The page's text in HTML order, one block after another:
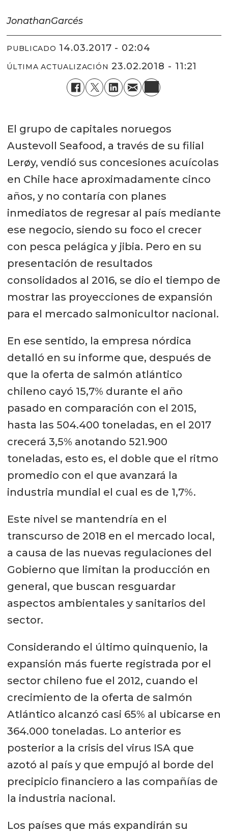
JonathanGarcés
PUBLICADO 14.03.2017 - 02:04
ÚLTIMA ACTUALIZACIÓN 23.02.2018 - 11:21
El grupo de capitales noruegos
Austevoll Seafood, a través de su filial
Lerøy, vendió sus concesiones acuícolas
en Chile hace aproximadamente cinco
años, y no contaría con planes
inmediatos de regresar al país mediante
ese negocio, siendo su foco el crecer
con pesca pelágica y jibia. Pero en su
presentación de resultados
consolidados al 2016, se dio el tiempo de
mostrar las proyecciones de expansión
para el mercado salmonicultor nacional.
En ese sentido, la empresa nórdica
detalló en su informe que, después de
que la oferta de salmón atlántico
chileno cayó 15,7% durante el año
pasado en comparación con el 2015,
hasta las 504.400 toneladas, en el 2017
crecerá 3,5% anotando 521.900
toneladas, esto es, el doble que el ritmo
promedio con el que avanzará la
industria mundial el cual es de 1,7%.
Este nivel se mantendría en el
transcurso de 2018 en el mercado local,
a causa de las nuevas regulaciones del
Gobierno que limitan la producción en
general, que buscan resguardar
aspectos ambientales y sanitarios del
sector.
Considerando el último quinquenio, la
expansión más fuerte registrada por el
sector chileno fue el 2012, cuando el
crecimiento de la oferta de salmón
Atlántico alcanzó casi 65% al ubicarse en
364.000 toneladas. Lo anterior es
posterior a la crisis del virus ISA que
azotó al país y que empujó al borde del
precipicio financiero a las compañías de
la industria nacional.
Los países que más expandirán su